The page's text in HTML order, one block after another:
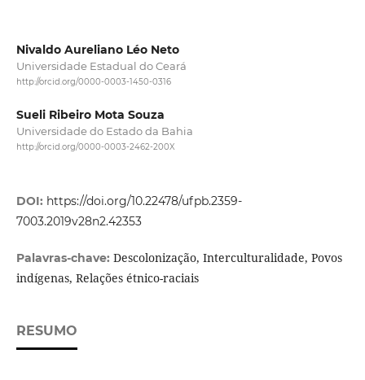
Nivaldo Aureliano Léo Neto
Universidade Estadual do Ceará
http://orcid.org/0000-0003-1450-0316
Sueli Ribeiro Mota Souza
Universidade do Estado da Bahia
http://orcid.org/0000-0003-2462-200X
DOI: https://doi.org/10.22478/ufpb.2359-
7003.2019v28n2.42353
Palavras-chave: Descolonização, Interculturalidade, Povos
indígenas, Relações étnico-raciais
RESUMO